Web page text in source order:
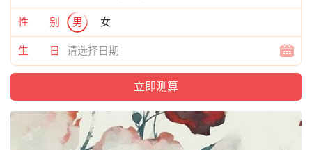
性 别 男 女
生 日